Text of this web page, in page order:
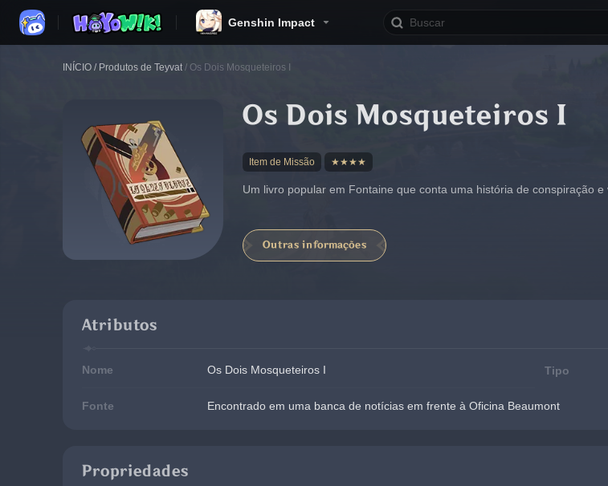
Genshin Impact
INÍCIO / Produtos de Teyvat / Os Dois Mosqueteiros I
Os Dois Mosqueteiros I
Item de Missão ★★★★
Um livro popular em Fontaine que conta uma história de conspiração e
Outras informações
Atributos
Nome Os Dois Mosqueteiros I Tipo
Fonte Encontrado em uma banca de notícias em frente à Oficina Beaumont
Propriedades